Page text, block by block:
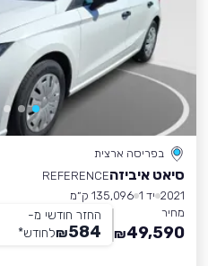
בפריסה ארצית
סיאט איביזהREFERENCE
2021 יד 1
135,096 ק״מ
מחיר
49,590
₪
החזר חודשי מ-
584
₪לחודש*